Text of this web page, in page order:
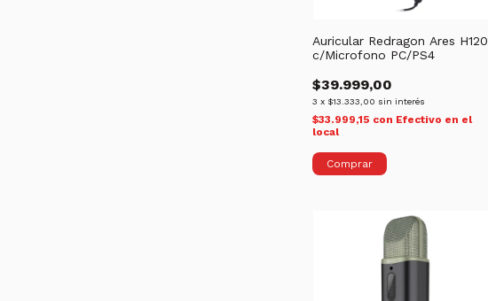
Auricular Redragon Ares H120
c/Microfono PC/PS4
$39.999,00
3 x $13.333,00 sin interés
$33.999,15 con Efectivo en el
local